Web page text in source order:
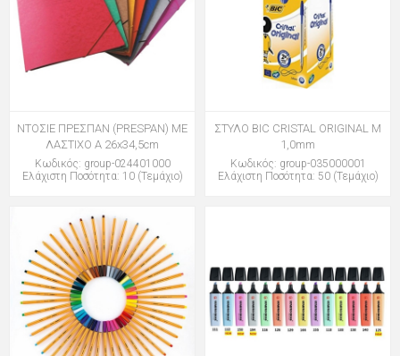
ΝΤΟΣΙΕ ΠΡΕΣΠΑΝ (PRESPAN) ΜΕ
ΛΑΣΤΙΧΟ Α 26x34,5cm
Κωδικός: group-024401000
Ελάχιστη Ποσότητα: 10 (Τεμάχιο)
ΣΤΥΛΟ BIC CRISTAL ORIGINAL M
1,0mm
Κωδικός: group-035000001
Ελάχιστη Ποσότητα: 50 (Τεμάχιο)